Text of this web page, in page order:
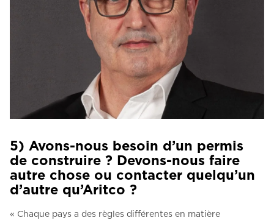
5) Avons-nous besoin d’un permis
de construire ? Devons-nous faire
autre chose ou contacter quelqu’un
d’autre qu’Aritco ?
« Chaque pays a des règles différentes en matière